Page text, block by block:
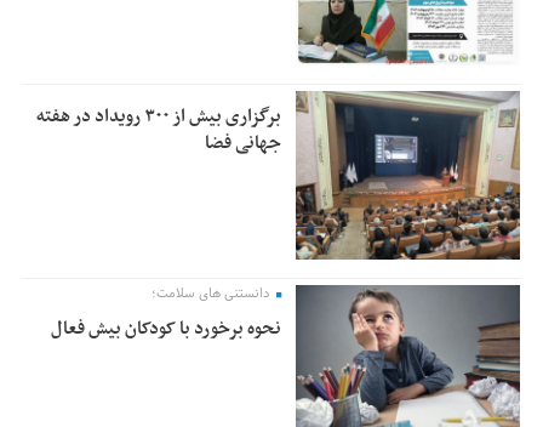
برگزاری بیش از ۳۰۰ رویداد در هفته
جهانی فضا
دانستنی های سلامت؛
نحوه برخورد با کودکان بیش فعال